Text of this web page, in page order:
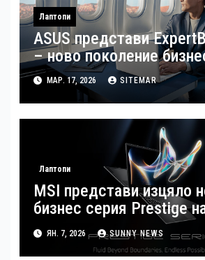
Лаптопи
ASUS представи
– ново поколение бизнес лаптоп с
изкуствен интелект
МАР. 17, 2026 SITEMAR
Лаптопи
MSI представи изцяло
бизнес серия Prestige
ЯН. 7, 2026 SUNNY NEWS